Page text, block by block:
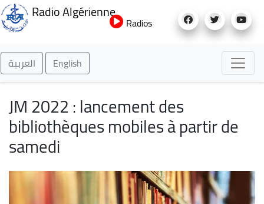
au
Radio Algérienne
Radios
العربية English
JM 2022 : lancement des
bibliothèques mobiles à partir de
samedi